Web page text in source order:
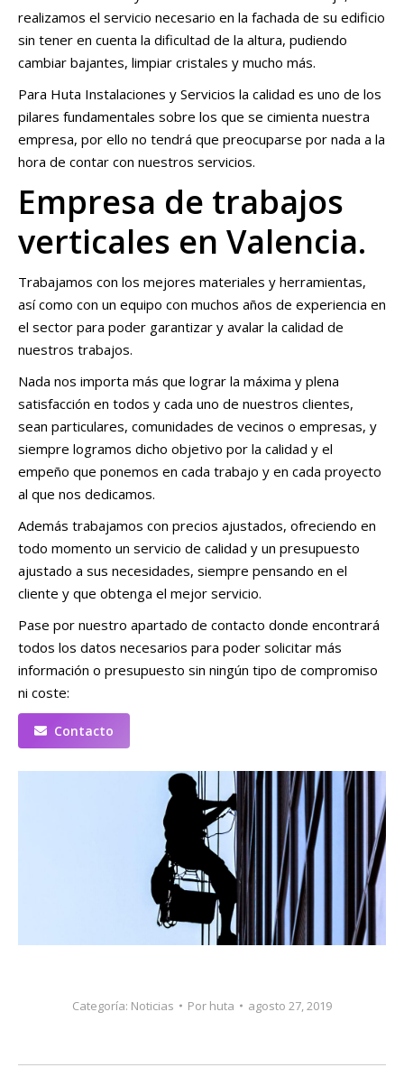
realizamos el servicio necesario en la fachada de su edificio
sin tener en cuenta la dificultad de la altura, pudiendo
cambiar bajantes, limpiar cristales y mucho más.
Para Huta Instalaciones y Servicios la calidad es uno de los
pilares fundamentales sobre los que se cimienta nuestra
empresa, por ello no tendrá que preocuparse por nada a la
hora de contar con nuestros servicios.
Empresa de trabajos
verticales en Valencia.
Trabajamos con los mejores materiales y herramientas,
así como con un equipo con muchos años de experiencia en
el sector para poder garantizar y avalar la calidad de
nuestros trabajos.
Nada nos importa más que lograr la máxima y plena
satisfacción en todos y cada uno de nuestros clientes,
sean particulares, comunidades de vecinos o empresas, y
siempre logramos dicho objetivo por la calidad y el
empeño que ponemos en cada trabajo y en cada proyecto
al que nos dedicamos.
Además trabajamos con precios ajustados, ofreciendo en
todo momento un servicio de calidad y un presupuesto
ajustado a sus necesidades, siempre pensando en el
cliente y que obtenga el mejor servicio.
Pase por nuestro apartado de contacto donde encontrará
todos los datos necesarios para poder solicitar más
información o presupuesto sin ningún tipo de compromiso
ni coste:
Contacto
Categoría: Noticias Por huta agosto 27, 2019